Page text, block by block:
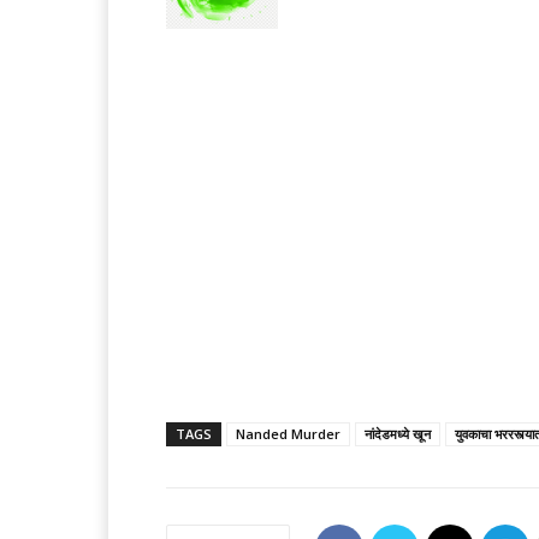
TAGS Nanded Murder नांदेडमध्ये खून युवकाचा